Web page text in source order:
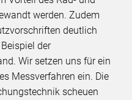
werden. Zudem
deutlich
der
Wir setzen uns für ein
Messverfahren ein. Die
scheuen